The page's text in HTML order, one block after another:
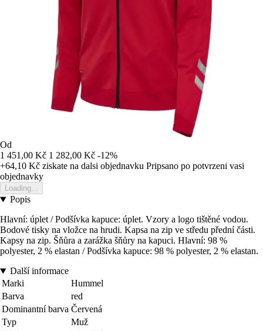
Od
1 451,00 Kč 1 282,00 Kč -12%
+64,10 Kč ziskate na dalsi objednavku Pripsano po potvrzeni vasi
objednavky
Loading...
Popis
Hlavní: úplet / Podšívka kapuce: úplet. Vzory a logo tištěné vodou.
Bodové tisky na vložce na hrudi. Kapsa na zip ve středu přední části.
Kapsy na zip. Šňůra a zarážka šňůry na kapuci. Hlavní: 98 %
polyester, 2 % elastan / Podšívka kapuce: 98 % polyester, 2 % elastan.
Další informace
Marki
Hummel
Barva
red
Dominantní barva Červená
Typ
Muž